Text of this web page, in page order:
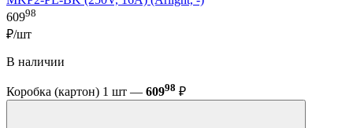
60998
₽/шт
В наличии
Коробка (картон) 1 шт — 60998 ₽